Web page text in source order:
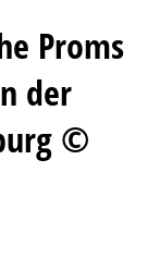
Proms
der
©